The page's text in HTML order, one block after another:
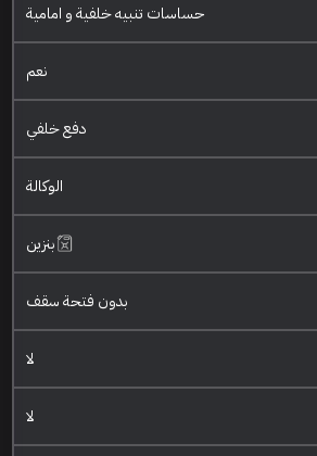
حساسات تنبيه خلفية و امامية
نعم
دفع خلفي
الوكالة
بنزين
بدون فتحة سقف
لا
لا